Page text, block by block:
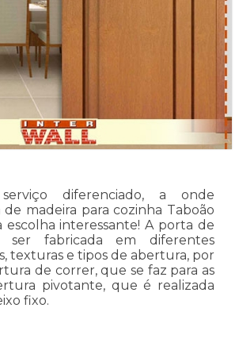
diferenciado, a onde
madeira para cozinha Taboão
escolha interessante! A porta de
ser fabricada em diferentes
texturas e tipos de abertura, por
de correr, que se faz para as
pivotante, que é realizada
fixo.